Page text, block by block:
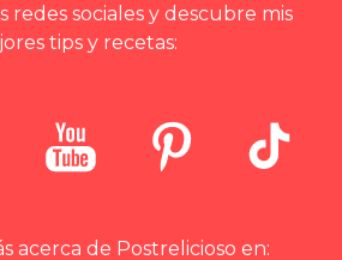
redes sociales y descubre mis
tips y recetas:
acerca de Postrelicioso en: